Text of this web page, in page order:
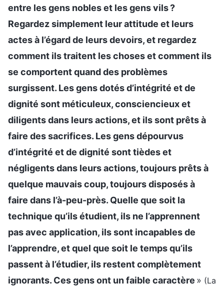
entre les gens nobles et les gens vils ?
Regardez simplement leur attitude et leurs
actes à l’égard de leurs devoirs, et regardez
comment ils traitent les choses et comment ils
se comportent quand des problèmes
surgissent. Les gens dotés d’intégrité et de
dignité sont méticuleux, consciencieux et
diligents dans leurs actions, et ils sont prêts à
faire des sacrifices. Les gens dépourvus
d’intégrité et de dignité sont tièdes et
négligents dans leurs actions, toujours prêts à
quelque mauvais coup, toujours disposés à
faire dans l’à-peu-près. Quelle que soit la
technique qu’ils étudient, ils ne l’apprennent
pas avec application, ils sont incapables de
l’apprendre, et quel que soit le temps qu’ils
passent à l’étudier, ils restent complètement
ignorants. Ces gens ont un faible caractère » (La